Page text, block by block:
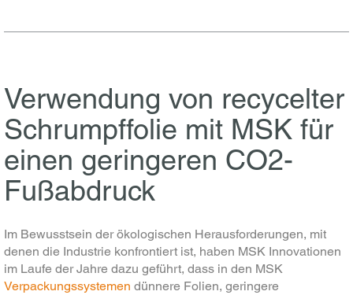
Verwendung von recycelter
Schrumpffolie mit MSK für
einen geringeren CO2-
Fußabdruck
Im Bewusstsein der ökologischen Herausforderungen, mit
denen die Industrie konfrontiert ist, haben MSK Innovationen
im Laufe der Jahre dazu geführt, dass in den MSK
Verpackungssystemen dünnere Folien, geringere